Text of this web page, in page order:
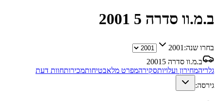
ב.מ.וו סדרה 5 2001
בחרו שנה: 2001
ב.מ.וו סדרה 5
2001
גלריהמחירון ועלויותסקירהמפרט מלאבטיחותמכירותחוות דעת
גירסה: